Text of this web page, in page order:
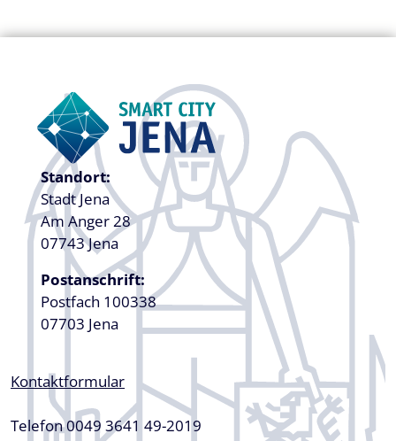
Standort:
Stadt Jena
Am Anger 28
07743 Jena
Postanschrift:
Postfach 100338
07703 Jena
Kontaktformular
Telefon 0049 3641 49-2019